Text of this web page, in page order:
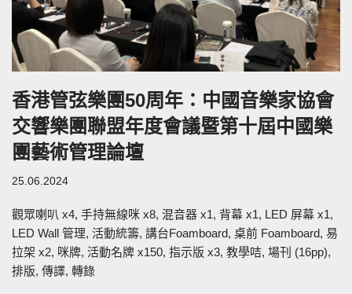
香港管弦樂團50周年：中國音樂家協會
交響樂團聯盟年度會議暨第十屆中國樂
團藝術管理論壇
25.06.2024
觀眾喇叭 x4, 手持無線咪 x8, 混音器 x1, 背幕 x1, LED 屏幕 x1,
LED Wall 管理, 活動統籌, 講台Foamboard, 桌前 Foamboard, 易
拉架 x2, 咪牌, 活動名牌 x150, 指示版 x3, 教學咭, 場刊 (16pp),
排版, 傳譯, 轉錄